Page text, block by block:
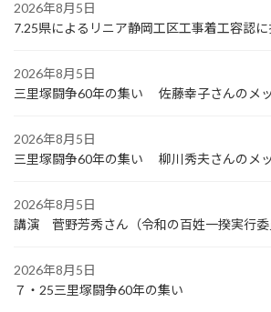
2026年8月5日
7.25県によるリニア静岡工区工事着工容認
2026年8月5日
三里塚闘争60年の集い 佐藤幸子さんのメッ
2026年8月5日
三里塚闘争60年の集い 柳川秀夫さんのメッ
2026年8月5日
講演 菅野芳秀さん（令和の百姓一揆実行委
2026年8月5日
７・25三里塚闘争60年の集い